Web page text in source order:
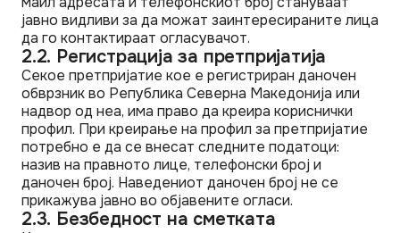
јавно видливи за да можат заинтересираните лица
да го контактираат огласувачот.
2.2. Регистрација за претпријатија
Секое претпријатие кое е регистриран даночен
обврзник во Република Северна Македонија или
надвор од неа, има право да креира кориснички
профил. При креирање на профил за претпријатие
потребно е да се внесат следните податоци:
назив на правното лице, телефонски број и
даночен број. Наведениот даночен број не се
прикажува јавно во објавените огласи.
2.3. Безбедност на сметката